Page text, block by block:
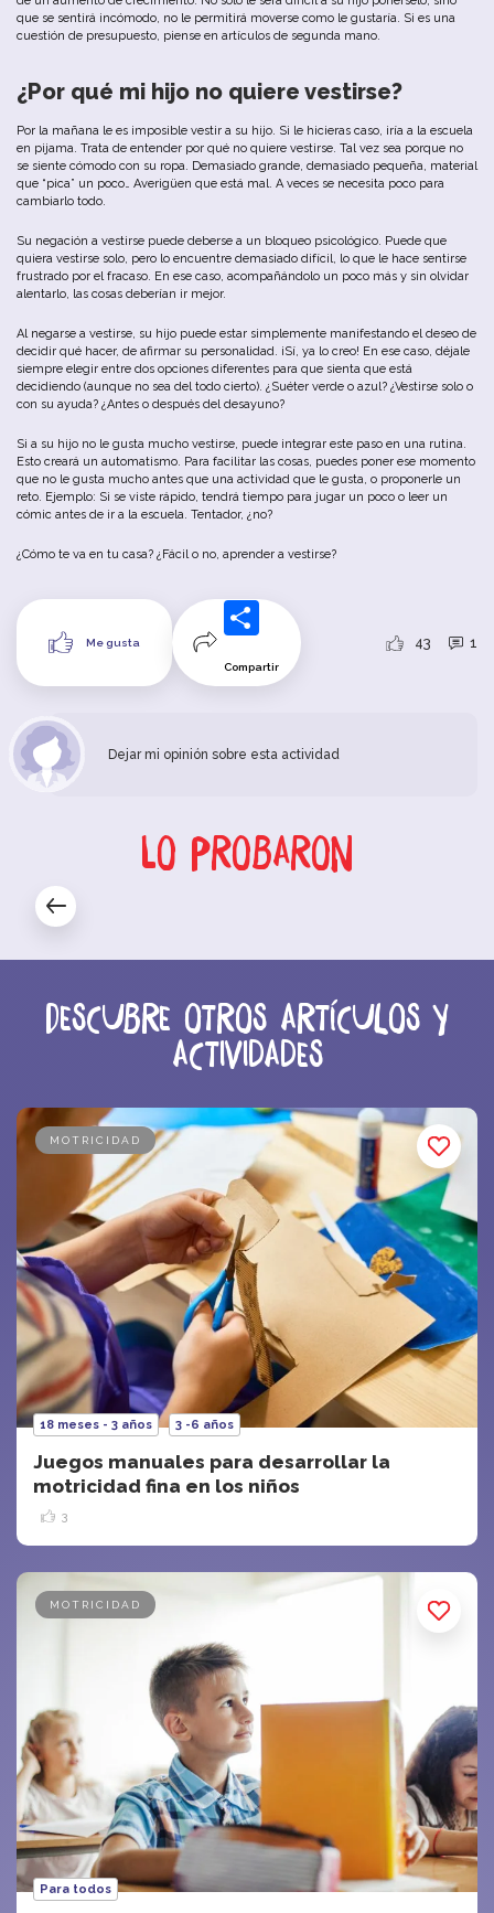
que se sentirá incómodo no le permitirá moverse como le gustaría Si es una
cuestión de presupuesto piense en artículos de segunda mano
¿Por qué mi hijo no quiere vestirse?
Por la mañana le es imposible vestir a su hijo Si le hicieras caso iría a la escuela
en pijama Trata de entender por qué no quiere vestirse Tal vez sea porque no
se siente cómodo con su ropa Demasiado grande demasiado pequeña
material
que “pica” un poco… Averigüen que está mal A veces se necesita poco para
cambiarlo todo
Su negación a vestirse puede deberse a un bloqueo psicológico Puede que
quiera vestirse solo pero lo encuentre demasiado difícil lo que le hace sentirse
frustrado por el fracaso En ese caso acompañándolo un poco más y sin olvidar
alentarlo las cosas deberían ir mejor.
Al negarse a vestirse su hijo puede estar simplemente manifestando el deseo de
decidir qué hacer, de afirmar su personalidad ¡Sí ya lo creo! En ese caso déjale
siempre elegir entre dos opciones diferentes para que sienta que está
decidiendo (aunque no sea del todo cierto). ¿Suéter verde o azul? ¿Vestirse solo o
con su ayuda? ¿Antes o después del desayuno?
Si a su hijo no le gusta mucho vestirse puede integrar este paso en una rutina
Esto creará un automatismo Para facilitar las cosas puedes poner ese momento
que no le gusta mucho antes que una actividad que le gusta o proponerle un
reto Ejemplo: Si se viste rápido tendrá tiempo para jugar un poco o leer un
cómic antes de ir a la escuela Tentador, ¿no?
¿Cómo te va en tu casa? ¿Fácil o no aprender a vestirse?
Me gusta
Compartir
43 1
Dejar mi opinión sobre esta actividad
Lo probaron
Descubre otros artículos y
actividades
MOTRICIDAD
18 meses - 3 años 3 -6 años
Juegos manuales para desarrollar la
motricidad fina en los niños
3
MOTRICIDAD
Para todos